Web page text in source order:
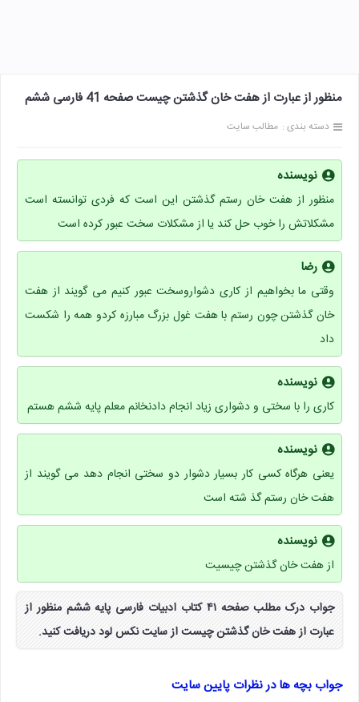
منظور از عبارت از هفت خان گذشتن چیست صفحه 41 فارسی ششم
دسته بندی : مطالب سایت
نویسنده
منظور از هفت خان رستم گذشتن این است که فردی توانسته است
مشکلاتش را خوب حل کند یا از مشکلات سخت عبور کرده است
رضا
وقتی ما بخواهیم از کاری دشواروسخت عبور کنیم می گویند از هفت
خان گذشتن چون رستم با هفت غول بزرگ مبارزه کردو همه را شکست
داد
نویسنده
کاری را با سختی و دشواری زیاد انجام دادنخانم معلم پایه ششم هستم
نویسنده
یعنی هرگاه کسی کار بسیار دشوار دو سختی انجام دهد می گویند از
هفت خان رستم گذ شته است
نویسنده
از هفت خان گذشتن چیسیت
جواب درک مطلب صفحه ۴۱ کتاب ادبیات فارسی پایه ششم منظور از
عبارت از هفت خان گذشتن چیست از سایت نکس لود دریافت کنید.
جواب بچه ها در نظرات پایین سایت